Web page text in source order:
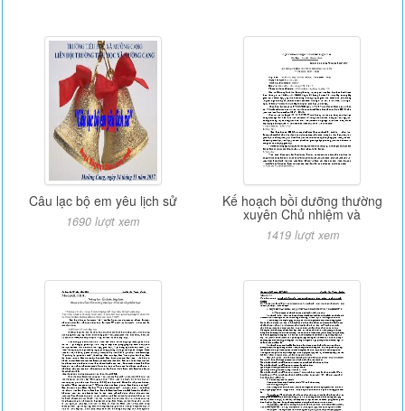
Câu lạc bộ em yêu lịch sử
1690 lượt xem
Kế hoạch bồi dưỡng thường
xuyên Chủ nhiệm và
1419 lượt xem